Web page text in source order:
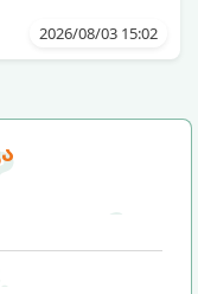
გარეშე.
არომატს და
2026/08/03 15:02